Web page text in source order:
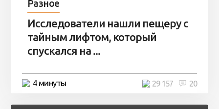
Разное
Исследователи нашли пещеру с
тайным лифтом, который
спускался на ...
4 минуты 20
29 157